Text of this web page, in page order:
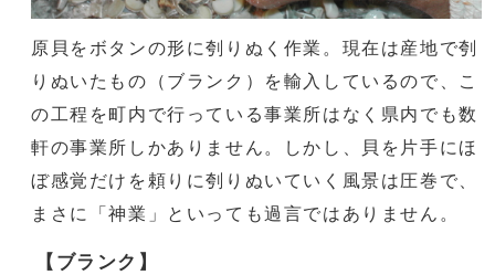
原貝をボタンの形に刳りぬく作業。現在は産地で刳
りぬいたもの（ブランク）を輸入しているので、こ
の工程を町内で行っている事業所はなく県内でも数
軒の事業所しかありません。しかし、貝を片手にほ
ぼ感覚だけを頼りに刳りぬいていく風景は圧巻で、
まさに「神業」といっても過言ではありません。
【ブランク】